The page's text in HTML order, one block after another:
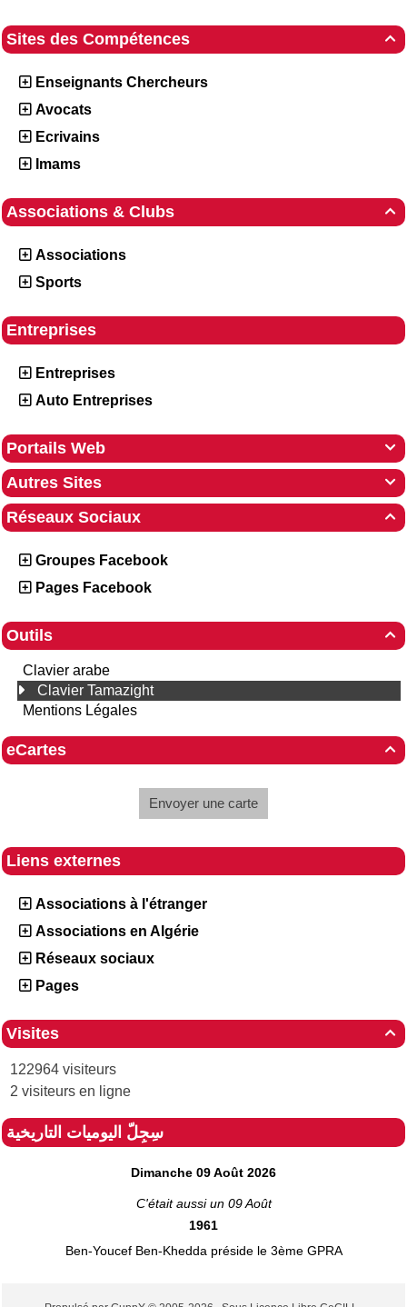

Sites des Compétences
Enseignants Chercheurs
Avocats
Ecrivains
Imams

Associations & Clubs
Associations
Sports
Entreprises
Entreprises
Auto Entreprises

Portails Web

Autres Sites

Réseaux Sociaux
Groupes Facebook
Pages Facebook

Outils
Clavier arabe
Clavier Tamazight
Mentions Légales

eCartes
Envoyer une carte
Liens externes
Associations à l'étranger
Associations en Algérie
Réseaux sociaux
Pages

Visites
122964 visiteurs
2 visiteurs en ligne
سِجِلّ اليوميات التاريخية
Dimanche 09 Août 2026
C'était aussi un 09 Août
1961
Ben-Youcef Ben-Khedda préside le 3ème GPRA